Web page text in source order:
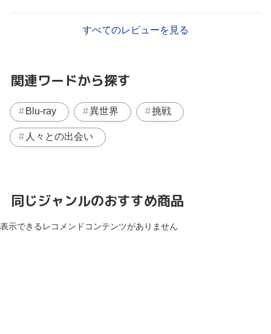
すべてのレビューを見る
関連ワードから探す
Blu-ray 異世界 挑戦
人々との出会い
同じジャンルのおすすめ商品
表示できるレコメンドコンテンツがありません